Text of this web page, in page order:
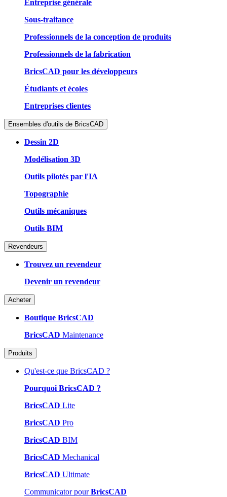
Entreprise générale
Sous-traitance
Professionnels de la conception de produits
Professionnels de la fabrication
BricsCAD pour les développeurs
Étudiants et écoles
Entreprises clientes
Ensembles d'outils de BricsCAD
Dessin 2D
Modélisation 3D
Outils pilotés par l'IA
Topographie
Outils mécaniques
Outils BIM
Revendeurs
Trouvez un revendeur
Devenir un revendeur
Acheter
Boutique BricsCAD
BricsCAD Maintenance
Produits
Qu'est-ce que BricsCAD ?
Pourquoi BricsCAD ?
BricsCAD Lite
BricsCAD Pro
BricsCAD BIM
BricsCAD Mechanical
BricsCAD Ultimate
Communicator pourBricsCAD